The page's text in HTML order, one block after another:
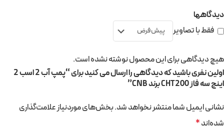
دیدگاهها
فقط با تصاویر
هیچ دیدگاهی برای این محصول نوشته نشده است.
اولین نفری باشید که دیدگاهی را ارسال می کنید برای “پمپ آب 2 اسب 2
اینچ سه فاز CHT200 برند CNB”
نشانی ایمیل شما منتشر نخواهد شد.بخش‌های موردنیاز علامت‌گذاری
شده‌اند*